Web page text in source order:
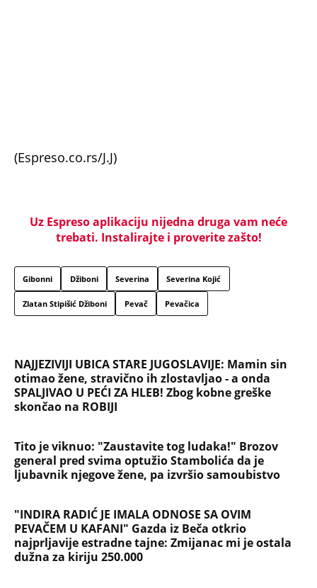
(Espreso.co.rs/J.J)
Uz Espreso aplikaciju nijedna druga vam neće
trebati. Instalirajte i proverite zašto!
Gibonni Džiboni Severina Severina Kojić
Zlatan Stipišić Džiboni Pevač Pevačica
NAJJEZIVIJI UBICA STARE JUGOSLAVIJE: Mamin sin
otimao žene, stravično ih zlostavljao - a onda
SPALJIVAO U PEĆI ZA HLEB! Zbog kobne greške
skončao na ROBIJI
Tito je viknuo: "Zaustavite tog ludaka!" Brozov
general pred svima optužio Stambolića da je
ljubavnik njegove žene, pa izvršio samoubistvo
"INDIRA RADIĆ JE IMALA ODNOSE SA OVIM
PEVAČEM U KAFANI" Gazda iz Beča otkrio
najprljavije estradne tajne: Zmijanac mi je ostala
dužna za kiriju 250.000